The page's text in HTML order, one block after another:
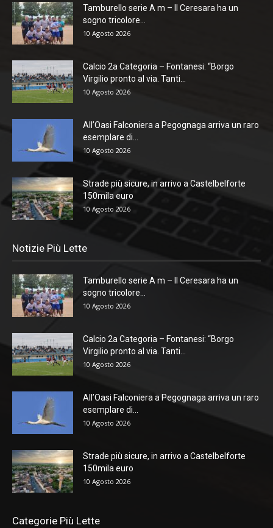
Tamburello serie A m – Il Ceresara ha un
sogno tricolore...
10 Agosto 2026
Calcio 2a Categoria – Fontanesi: “Borgo
Virgilio pronto al via. Tanti...
10 Agosto 2026
All’Oasi Falconiera a Pegognaga arriva un raro
esemplare di...
10 Agosto 2026
Strade più sicure, in arrivo a Castelbelforte
150mila euro
10 Agosto 2026
Notizie Più Lette
Tamburello serie A m – Il Ceresara ha un
sogno tricolore...
10 Agosto 2026
Calcio 2a Categoria – Fontanesi: “Borgo
Virgilio pronto al via. Tanti...
10 Agosto 2026
All’Oasi Falconiera a Pegognaga arriva un raro
esemplare di...
10 Agosto 2026
Strade più sicure, in arrivo a Castelbelforte
150mila euro
10 Agosto 2026
Categorie Più Lette